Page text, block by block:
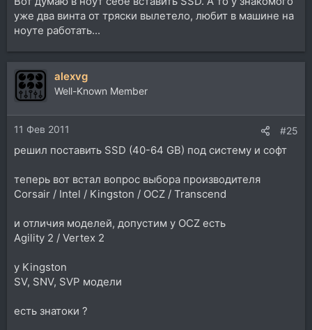
уже два винта от тряски вылетело, любит в машине на
ноуте работать...
alexvg
Well-Known Member
11 Фев 2011 #25
решил поставить SSD (40-64 GB) под систему и софт
теперь вот встал вопрос выбора производителя
Corsair / Intel / Kingston / OCZ / Transcend
и отличия моделей, допустим у OCZ есть
Agility 2 / Vertex 2
у Kingston
SV, SNV, SVP модели
есть знатоки ?